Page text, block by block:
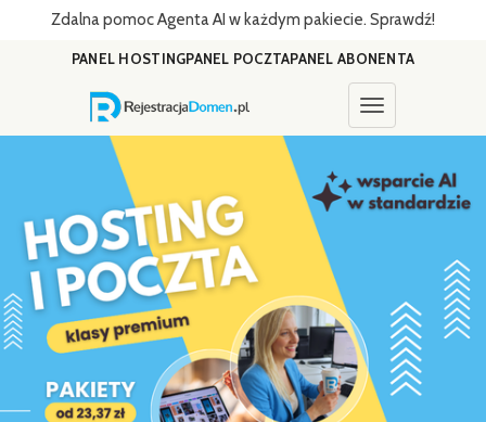
Zdalna pomoc Agenta AI w każdym pakiecie. Sprawdź!
PANEL HOSTINGPANEL POCZTAPANEL ABONENTA
Toggle